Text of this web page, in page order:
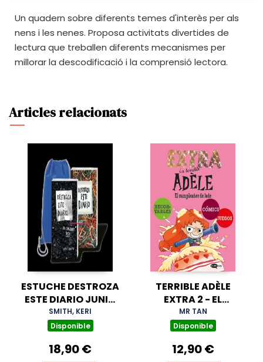
Un quadern sobre diferents temes d'interès per als
nens i les nenes. Proposa activitats divertides de
lectura que treballen diferents mecanismes per
millorar la descodificació i la comprensió lectora.
Articles relacionats
ESTUCHE DESTROZA
ESTE DIARIO JUNIO
2026
SMITH, KERI
Disponible
18,90 €
TERRIBLE ADÈLE
EXTRA 2 - EL
CUMPLEAÑOS DE
JADE
MR TAN
Disponible
12,90 €